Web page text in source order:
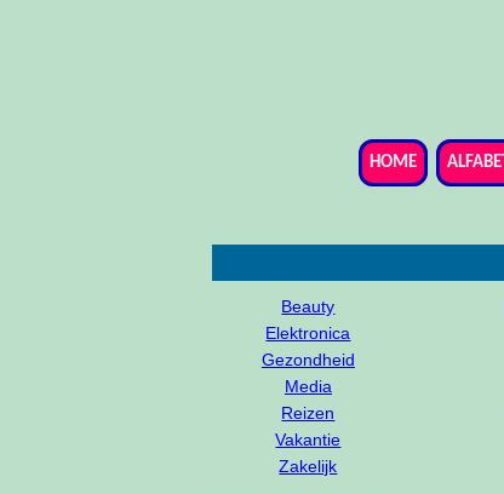
HOME ALFABET
Beauty
Elektronica
Gezondheid
Media
Reizen
Vakantie
Zakelijk